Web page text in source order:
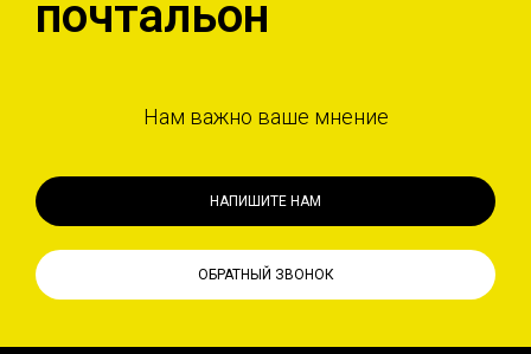
почтальон
Нам важно ваше мнение
НАПИШИТЕ НАМ
ОБРАТНЫЙ ЗВОНОК